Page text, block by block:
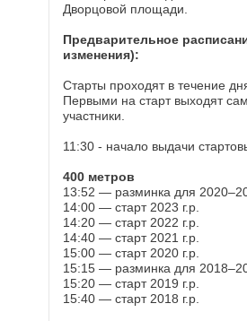
Дворцовой площади.
Предварительное
изменения):
Старты проходят в течение
Первыми на старт выходят
участники.
11:30 - начало выдачи
400 метров
13:52 — разминка для
14:00 — старт 2023 г.р.
14:20 — старт 2022 г.р.
14:40 — старт 2021 г.р.
15:00 — старт 2020 г.р.
15:15 — разминка для
15:20 — старт 2019 г.р.
15:40 — старт 2018 г.р.